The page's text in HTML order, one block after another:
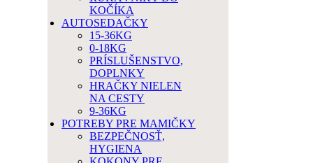
KOČÍKA
AUTOSEDAČKY
15-36KG
0-18KG
PRÍSLUŠENSTVO,
DOPLNKY
HRAČKY NIELEN
NA CESTY
9-36KG
POTREBY PRE MAMIČKY
BEZPEČNOSŤ,
HYGIENA